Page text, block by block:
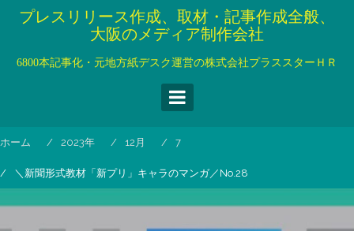
ッ
プレスリリース作成、取材・記事作成全般、
大阪のメディア制作会社
6800本記事化・元地方紙デスク運営の株式会社プラススターＨＲ
ホーム 2023年 12月 7
＼新聞形式教材「新プリ」キャラのマンガ／No.28